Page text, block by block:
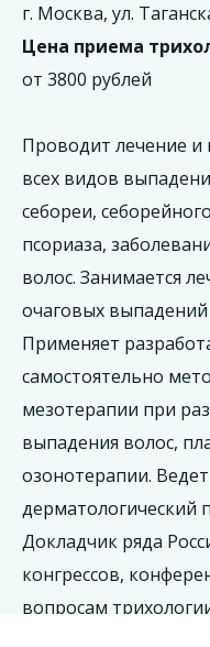
г. Москва, ул.
Цена приема
от 3800 рублей
Проводит лечение
всех видов
себореи,
псориаза,
волос. Занимается
очаговых выпадений
Применяет
самостоятельно
мезотерапии при
выпадения волос,
озонотерапии.
дерматологический
Докладчик ряда
конгрессов,
вопросам